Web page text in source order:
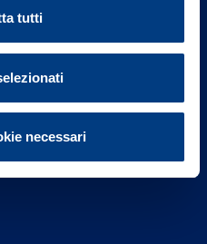
tutti
necessari